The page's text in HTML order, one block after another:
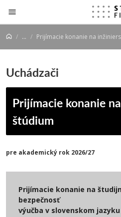
Prejsť na obsah
... Prijímacie konanie na
Uchádzači
Prijímacie konanie
štúdium
pre akademický rok 2026/27
Prijímacie konanie na
bezpečnosť
výučba v slovenskom jazyku